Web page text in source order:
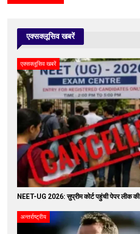
एक्सक्लूसिव खबरें
एक्सक्लूसिव खबरें
NEET-UG 2026: सुप्रीम कोर्ट पहुंची पेपर लीक
अन्तर्राष्ट्रीय